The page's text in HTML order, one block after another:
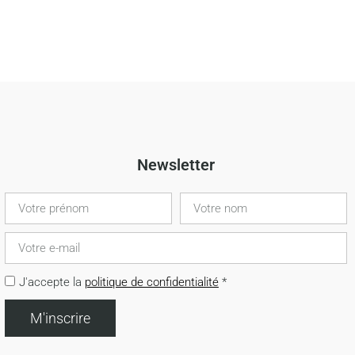
Newsletter
J'accepte la politique de confidentialité*
M'inscrire